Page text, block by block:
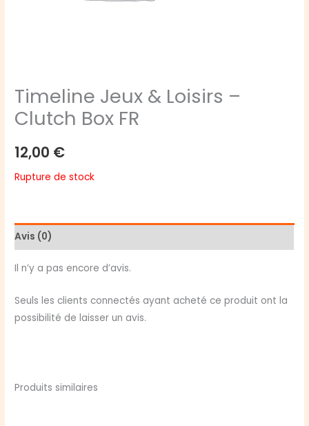
Timeline Jeux & Loisirs –
Clutch Box FR
12,00 €
Rupture de stock
Avis (0)
Il n’y a pas encore d’avis.
Seuls les clients connectés ayant acheté ce produit ont la
possibilité de laisser un avis.
Produits similaires